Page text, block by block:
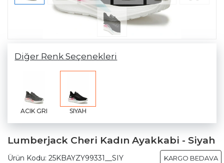
Diğer Renk Seçenekleri
ACIK GRI SIYAH
Lumberjack Cheri Kadın Ayakkabi - Siyah
KARGO BEDAVA
Ürün Kodu: 25KBAYZY99331__SIY